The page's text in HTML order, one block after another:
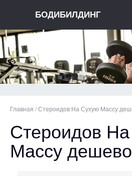
БОДИБИЛДИНГ
Главная / Стероидов На Сухую Массу
Стероидов
Массу